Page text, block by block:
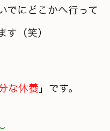
でにどこかへ行って
す（笑）
な休養 」です。